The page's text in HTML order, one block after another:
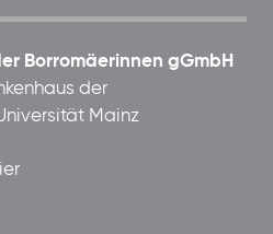
Borromäerinnen gGmbH
der
Mainz